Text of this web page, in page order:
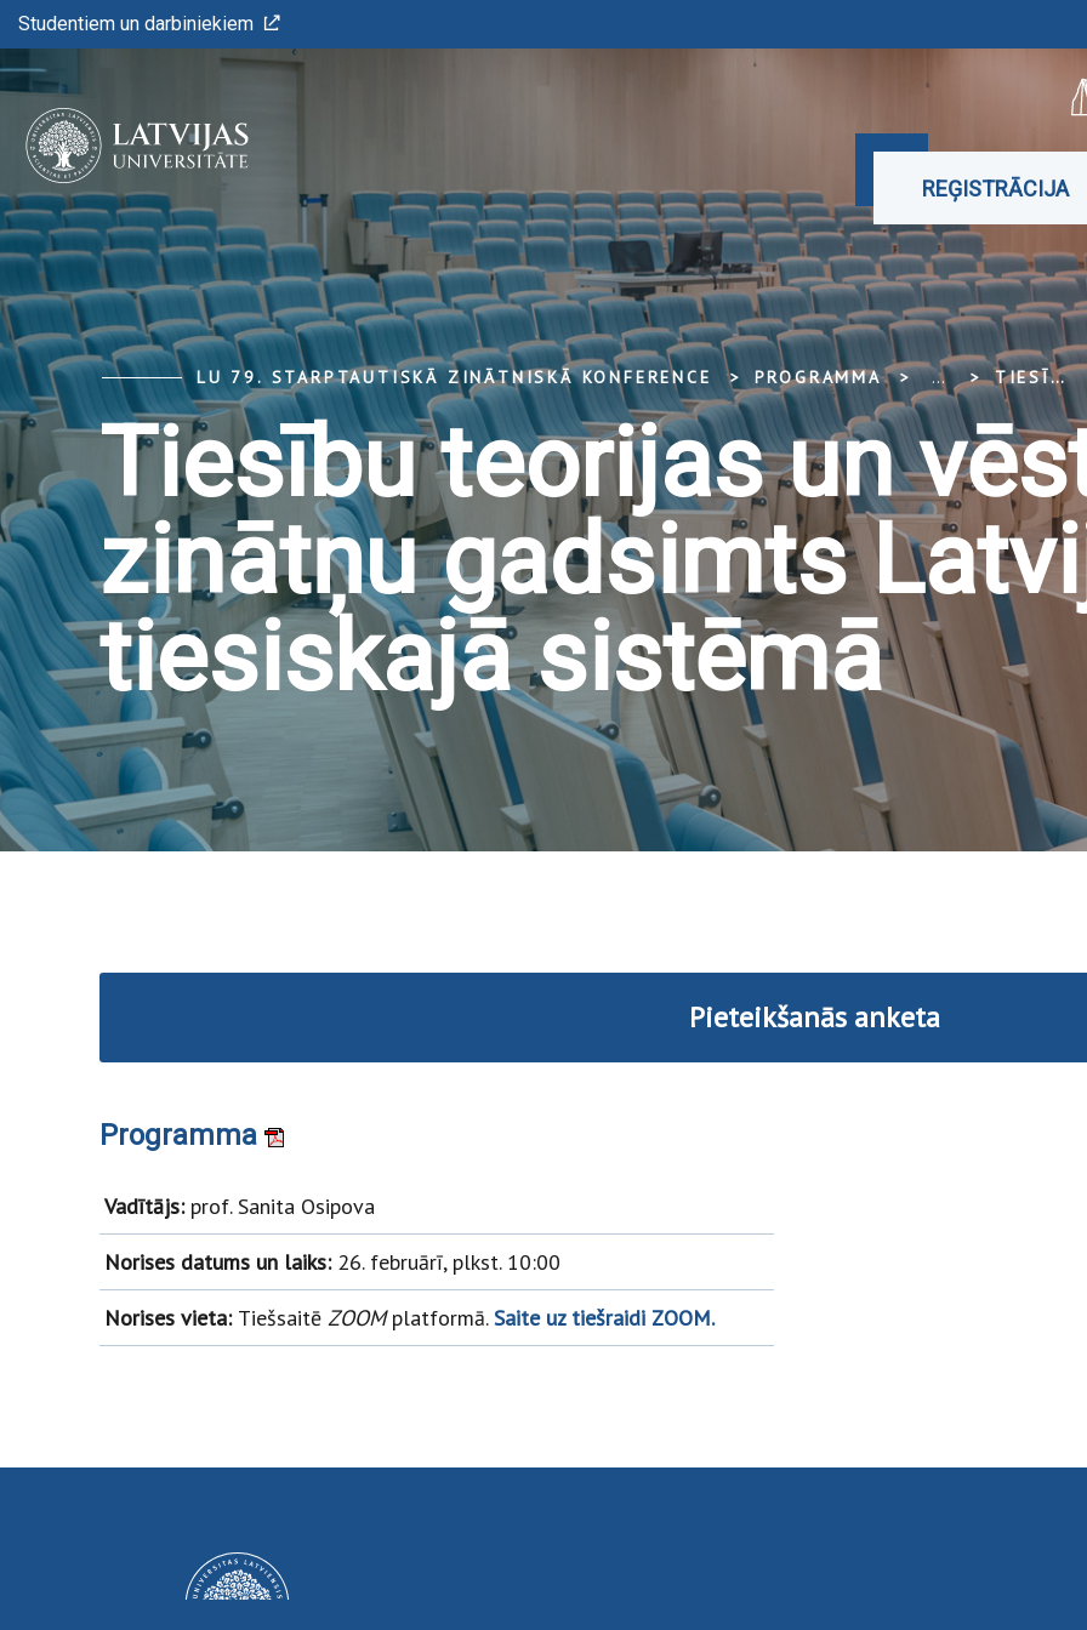
Studentiem un darbiniekiem
REĢISTRĀCIJA
LU 79. STARPTAUTISKĀ ZINĀTNISKĀ KONFERENCE PROGRAMMA ... TIESĪBU TEORIJAS UN VĒSTURES ZINĀTŅU GADSIMTS LATVIJAS TIESISKAJĀ SISTĒMĀ
Tiesību teorijas un
zinātņu gadsimts
tiesiskajā sistēmā
Pieteikšanās anketa
Programma
Vadītājs: prof. Sanita Osipova
Norises datums un laiks: 26. februārī, plkst. 10:00
Norises vieta: Tiešsaitē ZOOMplatformā.Saite uz tiešraidi ZOOM.